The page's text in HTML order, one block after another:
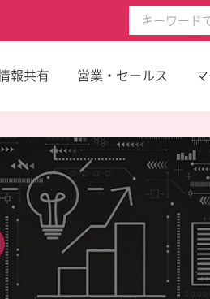
報共有 営業・セールス